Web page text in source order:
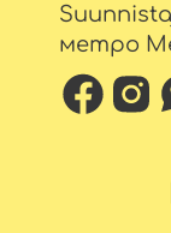
метро